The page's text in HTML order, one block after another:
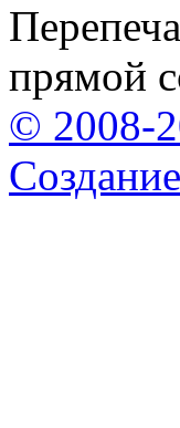
прямой
© 2008-